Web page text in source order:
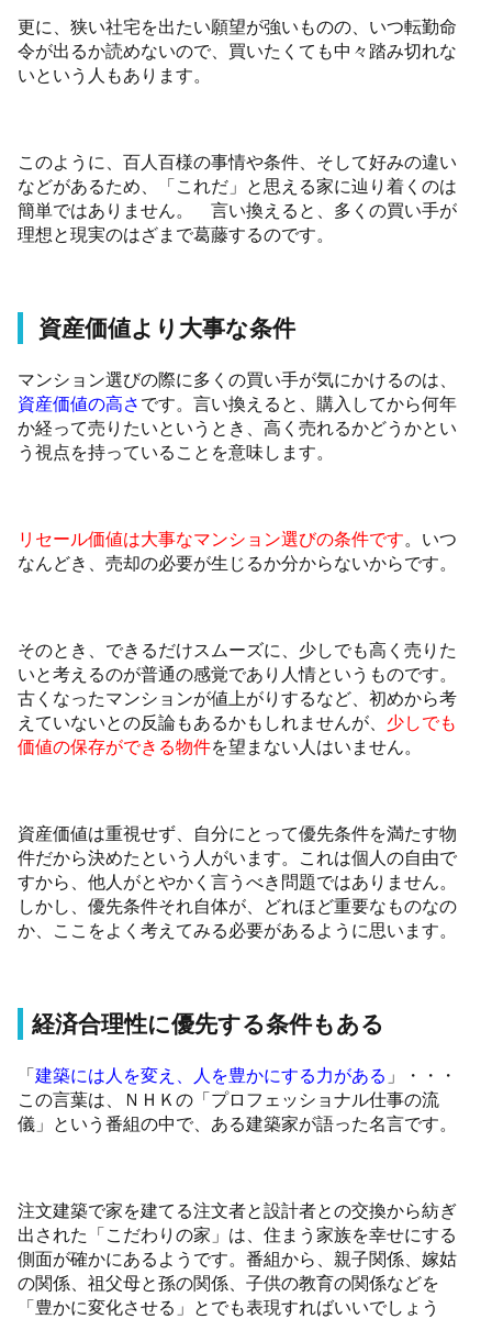
更に、狭い社宅を出たい願望が強いものの、いつ転勤命
令が出るか読めないので、買いたくても中々踏み切れな
いという人もあります。
このように、百人百様の事情や条件、そして好みの違い
などがあるため、「これだ」と思える家に辿り着くのは
簡単ではありません。 言い換えると、多くの買い手が
理想と現実のはざまで葛藤するのです。
資産価値より大事な条件
マンション選びの際に多くの買い手が気にかけるのは、
資産価値の高さ です。言い換えると、購入してから何年
か経って売りたいというとき、高く売れるかどうかとい
う視点を持っていることを意味します。
リセール価値は大事なマンション選びの条件です。いつ
なんどき、売却の必要が生じるか分からないからです。
そのとき、できるだけスムーズに、少しでも高く売りた
いと考えるのが普通の感覚であり人情というものです。
古くなったマンションが値上がりするなど、初めから考
えていないとの反論もあるかもしれませんが、 少しでも
価値の保存ができる物件を望まない人はいません。
資産価値は重視せず、自分にとって優先条件を満たす物
件だから決めたという人がいます。これは個人の自由で
すから、他人がとやかく言うべき問題ではありません。
しかし、優先条件それ自体が、どれほど重要なものなの
か、ここをよく考えてみる必要があるように思います。
経済合理性に優先する条件もある
「建築には人を変え、人を豊かにする力がある 」・・・
この言葉は、ＮＨＫの「プロフェッショナル仕事の流
儀」という番組の中で、ある建築家が語った名言です。
注文建築で家を建てる注文者と設計者との交換から紡ぎ
出された「こだわりの家」は、住まう家族を幸せにする
側面が確かにあるようです。番組から、親子関係、嫁姑
の関係、祖父母と孫の関係、子供の教育の関係などを
「豊かに変化させる」とでも表現すればいいでしょう